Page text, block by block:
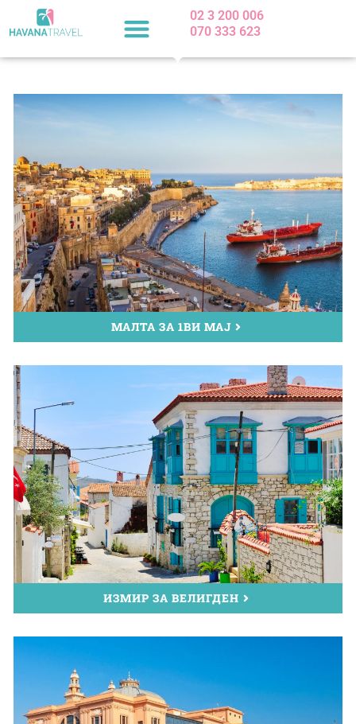
to
02 3 200 006
070 333 623
Лето 2026
МАЛТА ЗА 1ВИ МАЈ
ИЗМИР ЗА ВЕЛИГДЕН